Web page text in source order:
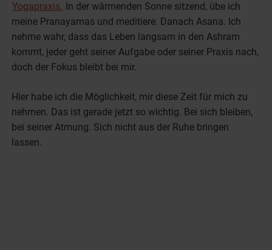
Yogapraxis. In der wärmenden Sonne sitzend, übe ich
meine Pranayamas und meditiere. Danach Asana. Ich
nehme wahr, dass das Leben langsam in den Ashram
kommt, jeder geht seiner Aufgabe oder seiner Praxis nach,
doch der Fokus bleibt bei mir.
Hier habe ich die Möglichkeit, mir diese Zeit für mich zu
nehmen. Das ist gerade jetzt so wichtig. Bei sich bleiben,
bei seiner Atmung. Sich nicht aus der Ruhe bringen
lassen.